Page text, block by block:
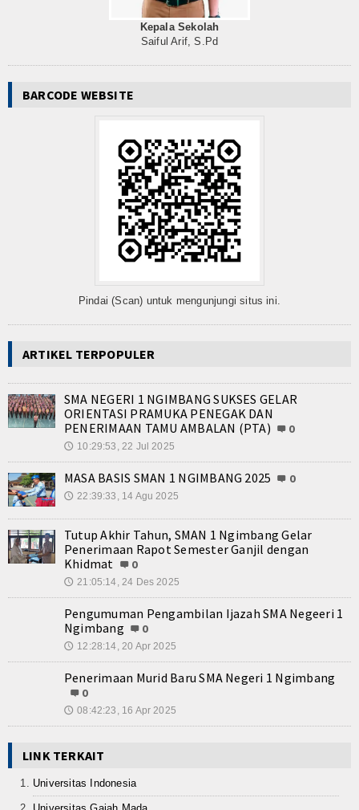
Kepala Sekolah
Saiful Arif, S.Pd
BARCODE WEBSITE
Pindai (Scan) untuk mengunjungi situs ini.
ARTIKEL TERPOPULER
SMA NEGERI 1 NGIMBANG SUKSES GELAR
ORIENTASI PRAMUKA PENEGAK DAN
PENERIMAAN TAMU AMBALAN (PTA)
0
🕔 10:29:53, 22 Jul 2025
MASA BASIS SMAN 1 NGIMBANG 2025 0
🕔 22:39:33, 14 Agu 2025
Tutup Akhir Tahun, SMAN 1 Ngimbang Gelar
Penerimaan Rapot Semester Ganjil dengan
Khidmat
0
🕔 21:05:14, 24 Des 2025
Pengumuman Pengambilan Ijazah SMA Negeeri 1
Ngimbang
0
🕔 12:28:14, 20 Apr 2025
Penerimaan Murid Baru SMA Negeri 1 Ngimbang
0
🕔 08:42:23, 16 Apr 2025
LINK TERKAIT
Universitas Indonesia